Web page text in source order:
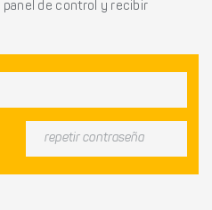
panel de control y recibir